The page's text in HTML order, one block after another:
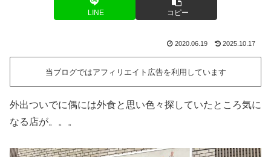
LINE コピー
2020.06.19 2025.10.17
当ブログではアフィリエイト広告を利用しています
外出ついでに偶には外食と思い色々探していたところ気に
なる店が。。。